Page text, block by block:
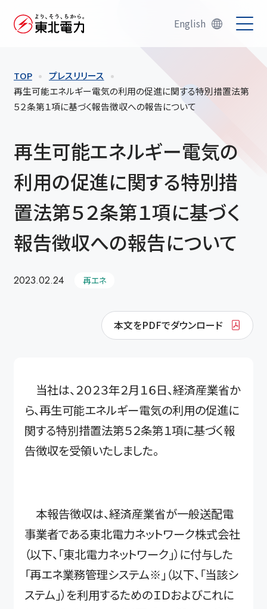
English
TOP
プレスリリース
再生可能エネルギー電気の利用の促進に関する特別措置法第
５２条第１項に基づく報告徴収への報告について
再生可能エネルギー電気の
利用の促進に関する特別措
置法第５２条第１項に基づく
報告徴収への報告について
2023.02.24 再エネ
本文をPDFでダウンロード
当社は、２０２３年２月１６日、経済産業省か
ら、再生可能エネルギー電気の利用の促進に
関する特別措置法第５２条第１項に基づく報
告徴収を受領いたしました。
本報告徴収は、経済産業省が一般送配電
事業者である東北電力ネットワーク株式会社
（以下、「東北電力ネットワーク」）に付与した
「再エネ業務管理システム※」（以下、「当該シ
ステム」）を利用するためのＩＤおよびこれに